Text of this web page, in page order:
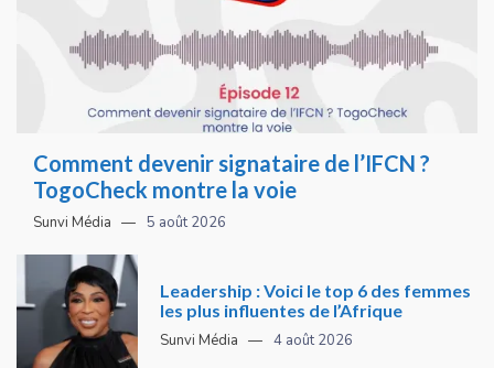
Comment devenir signataire de l’IFCN ?
TogoCheck montre la voie
Sunvi Média 5 août 2026
Leadership : Voici le top 6 des femmes
les plus influentes de l’Afrique
Sunvi Média 4 août 2026